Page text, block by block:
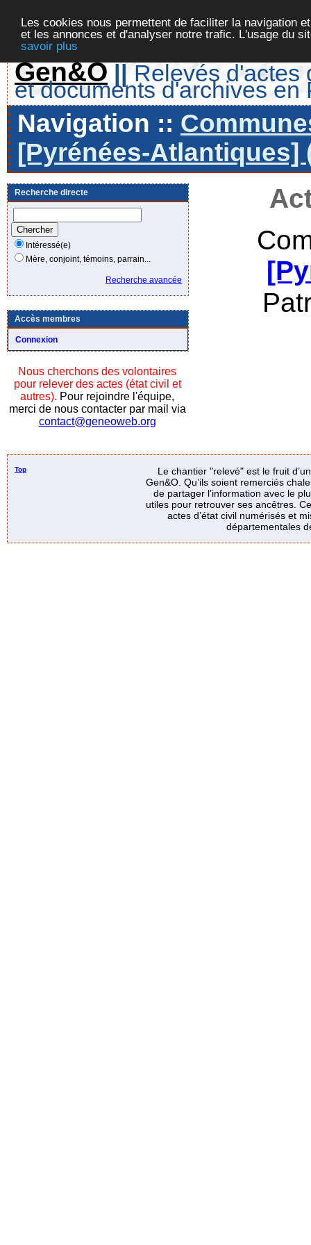
Les cookies nous permettent de faciliter la navigation
et les annonces et d'analyser notre trafic. L'usage du
savoir plus
Gen&O || Relevés d'actes
et documents d'archives en
Navigation ::
[Pyrénées-Atlantiques]
Recherche directe
Intéressé(e)
Mère, conjoint, témoins, parrain...
Recherche avancée
Accès membres
Connexion
Nous cherchons des volontaires
pour relever des actes (état civil et
autres). Pour rejoindre l'équipe,
merci de nous contacter par mail via
contact@geneoweb.org
Top
Le chantier "relevé" est le fruit
Gen&O. Qu’ils soient remerciés
de partager l’information avec le
utiles pour retrouver ses ancêtres.
actes d’état civil numérisés et
départementales